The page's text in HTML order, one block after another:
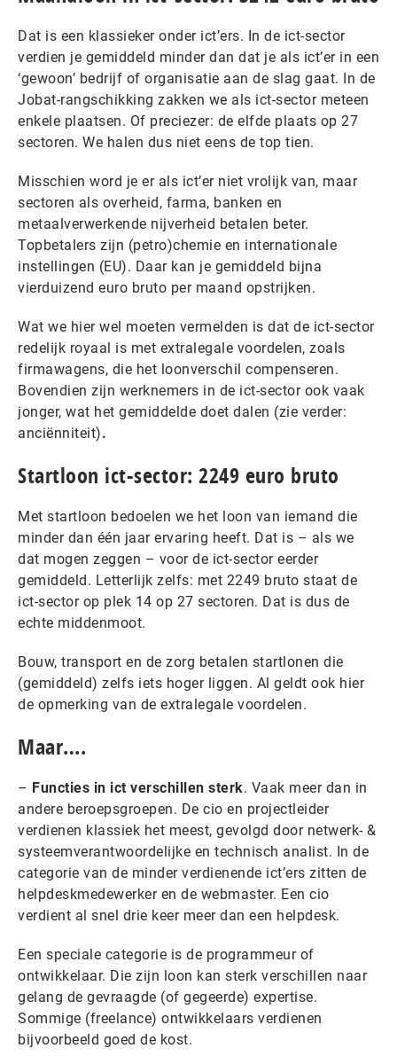
Dat is een klassieker onder ict’ers. In de ict-sector
verdien je gemiddeld minder dan dat je als ict’er in een
‘gewoon’ bedrijf of organisatie aan de slag gaat. In de
Jobat-rangschikking zakken we als ict-sector meteen
enkele plaatsen. Of preciezer: de elfde plaats op 27
sectoren. We halen dus niet eens de top tien.
Misschien word je er als ict’er niet vrolijk van, maar
sectoren als overheid, farma, banken en
metaalverwerkende nijverheid betalen beter.
Topbetalers zijn (petro)chemie en internationale
instellingen (EU). Daar kan je gemiddeld bijna
vierduizend euro bruto per maand opstrijken.
Wat we hier wel moeten vermelden is dat de ict-sector
redelijk royaal is met extralegale voordelen, zoals
firmawagens, die het loonverschil compenseren.
Bovendien zijn werknemers in de ict-sector ook vaak
jonger, wat het gemiddelde doet dalen (zie verder:
anciënniteit).
Startloon ict-sector: 2249 euro bruto
Met startloon bedoelen we het loon van iemand die
minder dan één jaar ervaring heeft. Dat is – als we
dat mogen zeggen – voor de ict-sector eerder
gemiddeld. Letterlijk zelfs: met 2249 bruto staat de
ict-sector op plek 14 op 27 sectoren. Dat is dus de
echte middenmoot.
Bouw, transport en de zorg betalen startlonen die
(gemiddeld) zelfs iets hoger liggen. Al geldt ook hier
de opmerking van de extralegale voordelen.
Maar….
– Functies in ict verschillen sterk. Vaak meer dan in
andere beroepsgroepen. De cio en projectleider
verdienen klassiek het meest, gevolgd door netwerk- &
systeemverantwoordelijke en technisch analist. In de
categorie van de minder verdienende ict’ers zitten de
helpdeskmedewerker en de webmaster. Een cio
verdient al snel drie keer meer dan een helpdesk.
Een speciale categorie is de programmeur of
ontwikkelaar. Die zijn loon kan sterk verschillen naar
gelang de gevraagde (of gegeerde) expertise.
Sommige (freelance) ontwikkelaars verdienen
bijvoorbeeld goed de kost.